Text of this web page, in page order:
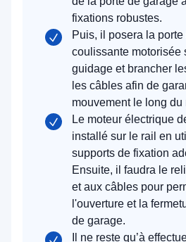
fixations robustes.
Puis, il posera la
coulissante motorisée
guidage et brancher
les câbles afin de
mouvement le long du
Le moteur électrique
installé sur le rail en
supports de fixation
Ensuite, il faudra le
et aux câbles pour
l'ouverture et la
de garage.
Il ne reste qu’à